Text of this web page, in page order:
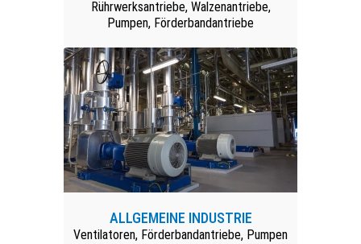
Rührwerksantriebe, Walzenantriebe,
Pumpen, Förderbandantriebe
ALLGEMEINE INDUSTRIE
Ventilatoren, Förderbandantriebe, Pumpen